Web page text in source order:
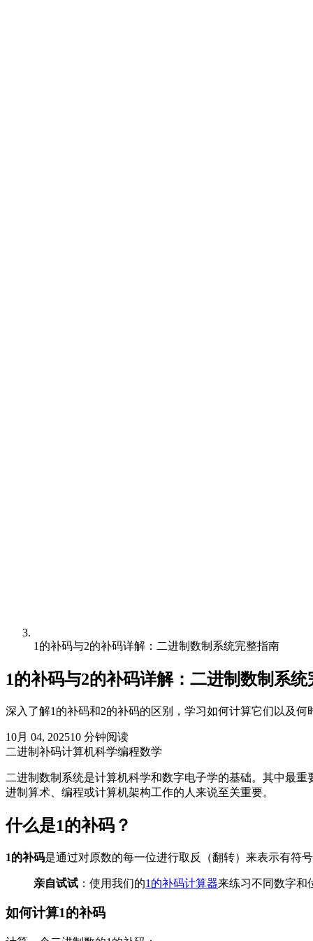
1的补码与2的补码详解：二进制数制系统完整指南
1的补码与2的补码详解：二进制数制系统
深入了解1的补码和2的补码的区别，学习如何计算它们以及
10月 04, 202510 分钟阅读
二进制 补码计算机科学编程数学
二进制数制系统是计算机科学和数字电子学的基础。其中最重
进制算术、编程或计算机架构工作的人来说至关重要。
什么是1的补码？
1的补码是通过对原数的每一位进行取反（翻转）来表示有符
亲自试试 ：使用我们的1的补码计算器来练习不同数字和
如何计算1的补码